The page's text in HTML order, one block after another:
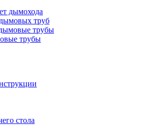
дымохода
труб
трубы
трубы
стола